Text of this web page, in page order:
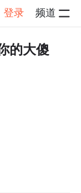
登录 频道
的大傻